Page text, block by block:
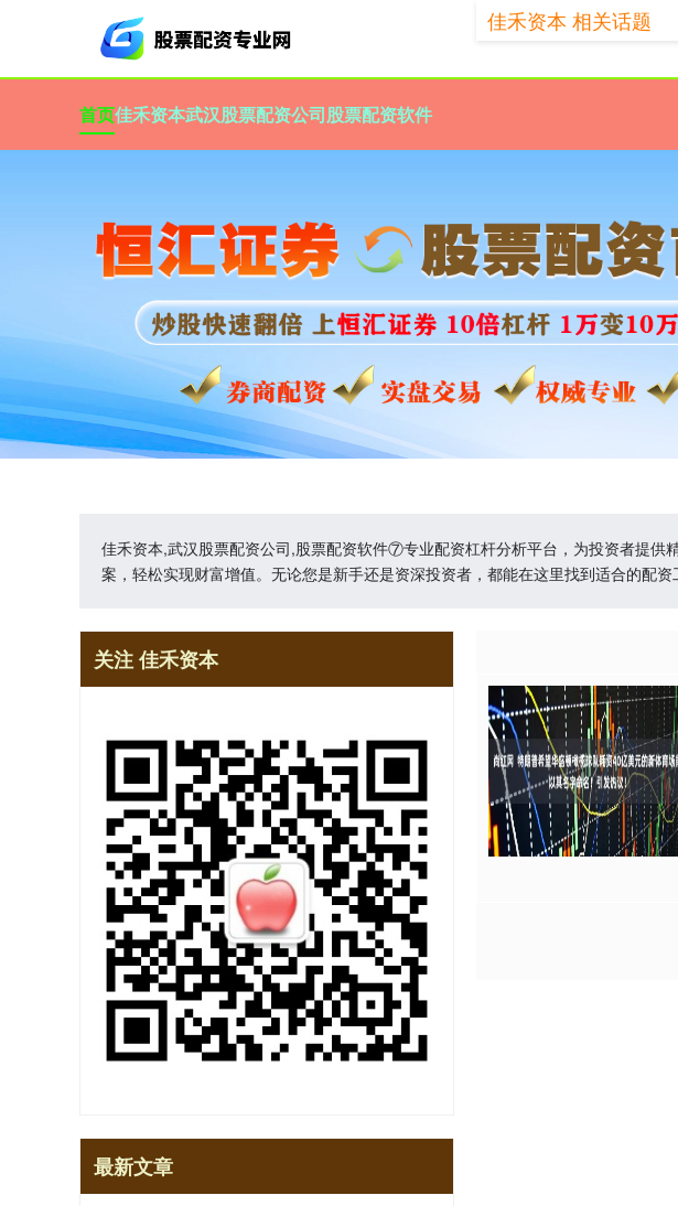
首页佳禾资本武汉股票配资公司股票配资软件
佳禾资本,武汉股票配资公司,股票配资软件⑦专业配资杠杆分析平台，为投资者提
案，轻松实现财富增值。无论您是新手还是资深投资者，都能在这里找到适合的配
佳禾资本 相关话题
关注 佳禾资本
最新文章